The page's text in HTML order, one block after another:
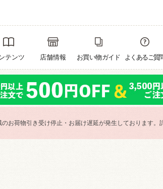
テンツ 店舗情報 お買い物ガイド よくあるご質
お荷物引き受け停止・お届け遅延が発生しております。